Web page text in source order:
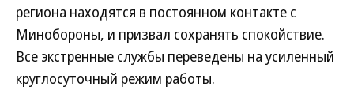
региона находятся в постоянном контакте с
Минобороны, и призвал сохранять спокойствие.
Все экстренные службы переведены на усиленный
круглосуточный режим работы.